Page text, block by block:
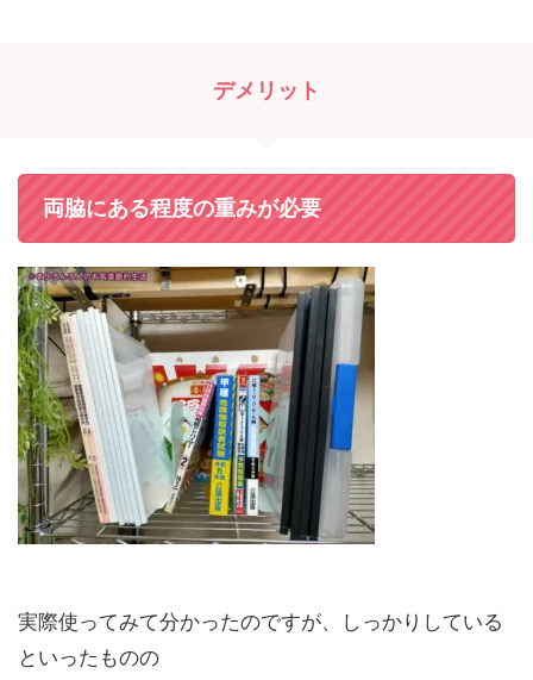
デメリット
両脇にある程度の重みが必要
実際使ってみて分かったのですが、しっかりしている
といったものの